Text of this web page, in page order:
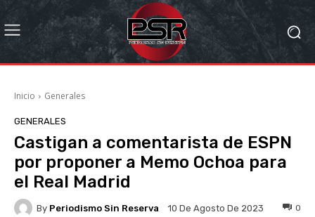
Inicio Generales
GENERALES
Castigan a comentarista de ESPN
por proponer a Memo Ochoa para
el Real Madrid
By Periodismo Sin Reserva 10 De Agosto De 2023 0